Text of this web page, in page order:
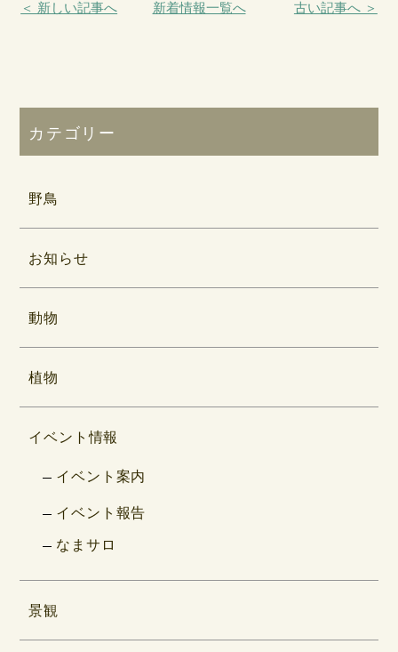
＜ 新しい記事へ 新着情報一覧へ 古い記事へ ＞
カテゴリー
野鳥
お知らせ
動物
植物
イベント情報
イベント案内
イベント報告
なまサロ
景観